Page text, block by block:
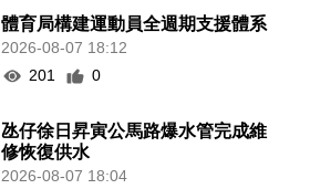
體育局構建運動員全週期支援體系
2026-08-07 18:12
201
0
氹仔徐日昇寅公馬路爆水管完成維
修恢復供水
2026-08-07 18:04